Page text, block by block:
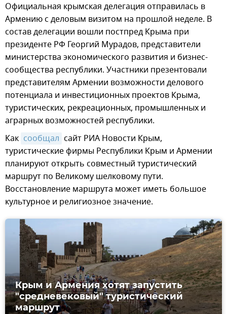
Официальная крымская делегация отправилась в
Армению с деловым визитом на прошлой неделе. В
состав делегации вошли постпред Крыма при
президенте РФ Георгий Мурадов, представители
министерства экономического развития и бизнес-
сообщества республики. Участники презентовали
представителям Армении возможности делового
потенциала и инвестиционных проектов Крыма,
туристических, рекреационных, промышленных и
аграрных возможностей республики.
Как сообщал сайт РИА Новости Крым,
туристические фирмы Республики Крым и Армении
планируют открыть совместный туристический
маршрут по Великому шелковому пути.
Восстановление маршрута может иметь большое
культурное и религиозное значение.
Крым и Армения хотят запустить
"средневековый" туристический
маршрут